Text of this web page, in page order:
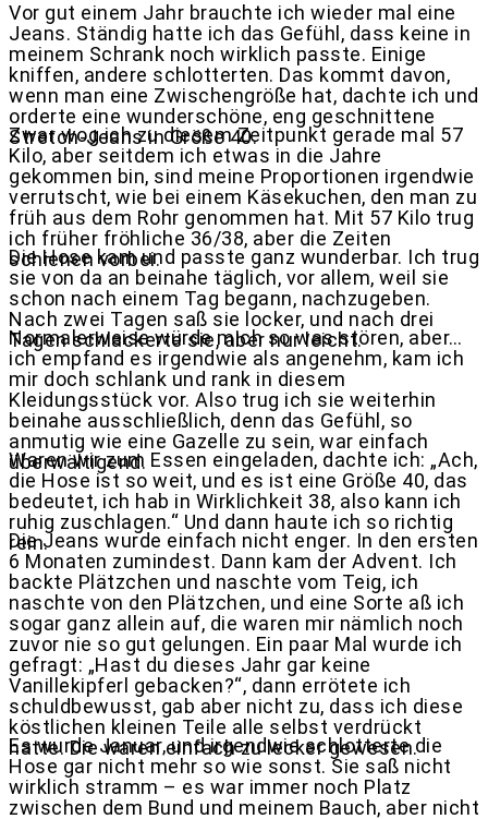
Vor gut einem Jahr brauchte ich wieder mal eine
Jeans. Ständig hatte ich das Gefühl, dass keine in
meinem Schrank noch wirklich passte. Einige
kniffen, andere schlotterten. Das kommt davon,
wenn man eine Zwischengröße hat, dachte ich und
orderte eine wunderschöne, eng geschnittene
Stretch-Jeans in Größe 40.
Zwar wog ich zu diesem Zeitpunkt gerade mal 57
Kilo, aber seitdem ich etwas in die Jahre
gekommen bin, sind meine Proportionen irgendwie
verrutscht, wie bei einem Käsekuchen, den man zu
früh aus dem Rohr genommen hat. Mit 57 Kilo trug
ich früher fröhliche 36/38, aber die Zeiten
schienen vorbei.
Die Hose kam und passte ganz wunderbar. Ich trug
sie von da an beinahe täglich, vor allem, weil sie
schon nach einem Tag begann, nachzugeben.
Nach zwei Tagen saß sie locker, und nach drei
Tagen schlackerte sie, aber nur leicht.
Normalerweise würde mich so was stören, aber…
ich empfand es irgendwie als angenehm, kam ich
mir doch schlank und rank in diesem
Kleidungsstück vor. Also trug ich sie weiterhin
beinahe ausschließlich, denn das Gefühl, so
anmutig wie eine Gazelle zu sein, war einfach
überwältigend.
Waren wir zum Essen eingeladen, dachte ich: „Ach,
die Hose ist so weit, und es ist eine Größe 40, das
bedeutet, ich hab in Wirklichkeit 38, also kann ich
ruhig zuschlagen.“ Und dann haute ich so richtig
rein.
Die Jeans wurde einfach nicht enger. In den ersten
6 Monaten zumindest. Dann kam der Advent. Ich
backte Plätzchen und naschte vom Teig, ich
naschte von den Plätzchen, und eine Sorte aß ich
sogar ganz allein auf, die waren mir nämlich noch
zuvor nie so gut gelungen. Ein paar Mal wurde ich
gefragt: „Hast du dieses Jahr gar keine
Vanillekipferl gebacken?“, dann errötete ich
schuldbewusst, gab aber nicht zu, dass ich diese
köstlichen kleinen Teile alle selbst verdrückt
hatte. Die waren einfach zu lecker gewesen.
Es wurde Januar, und irgendwie schlotterte die
Hose gar nicht mehr so wie sonst. Sie saß nicht
wirklich stramm – es war immer noch Platz
zwischen dem Bund und meinem Bauch, aber nicht